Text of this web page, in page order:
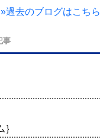
»過去のブログはこちら
事